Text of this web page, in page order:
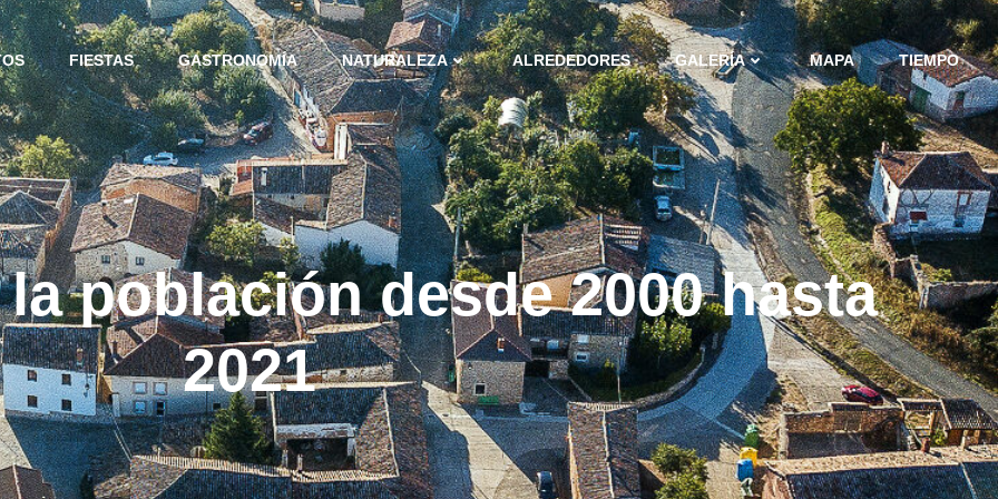
FIESTAS GASTRONOMÍA NATURALEZA ALREDEDORES GALERÍA MAPA TIEMPO
población desde 2000 hasta
2021